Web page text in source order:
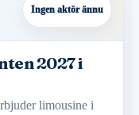
Ingen aktör ännu
2027 i
limousine i